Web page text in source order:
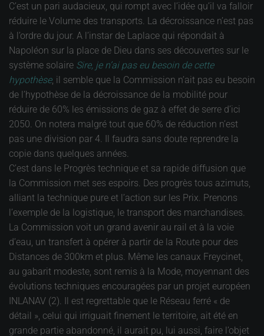
C’est un pari audacieux, qui rompt avec l’idée qu’il va falloir
réduire le Volume des transports. La décroissance n’est pas
à l’ordre du jour. A l’instar de Laplace qui répondait à
Napoléon sur la place de Dieu dans ses découvertes sur le
système solaire Sire, je n’ai pas eu besoin de cette
hypothèse, il semble que la Commission n’ait pas eu besoin
de l’hypothèse de la décroissance de la mobilité pour
réduire de 60% les émissions de gaz à effet de serre d’ici
2050. On notera malgré tout que 60% de réduction n’est
pas une division par 4. Il faudra sans doute reprendre la
copie dans quelques années.
C’est dans le Progrès technique et sa rapide diffusion que
la Commission met ses espoirs. Des progrès tous azimuts,
alliant la technique pure et l’action sur les Prix. Prenons
l’exemple de la logistique, le transport des marchandises.
La Commission voit un grand avenir au rail et à la voie
d’eau, un transfert à opérer à partir de la Route pour des
Distances de 300km et plus. Même les canaux Freycinet,
au gabarit modeste, sont remis à la Mode, moyennant des
évolutions techniques encouragées par un projet européen
INLANAV (2). Il est regrettable que le Réseau ferré « de
détail », celui qui irriguait finement le territoire, ait été en
grande partie abandonné, il aurait pu, lui aussi, faire l’objet